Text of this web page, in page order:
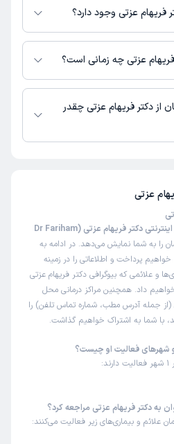
فریهام عزتی وجود دارد؟
ویزیت آنلاین توسط دکتر فریهام عزتی در
دقیق‌تر، لطفاً با مطب تماس بگیرید.
فریهام عزتی چه زمانی است؟
با هماهنگی مطب مشخص می‌شود.
از دکتر فریهام عزتی چقدر
عزتی
این صفحه مثل سایت نوبت‌دهی اینترنتی دکتر فریهام عزتی (Dr Fariham
را به شما نمایش می‌دهد. در ادامه به
خواهیم پرداخت و اطلاعاتی را در زمینه
و علائمی که بیوگرافی دکتر فریهام عزتی
داد. همچنین مراکز درمانی محل
(از جمله آدرس مطب، شماره تماس تلفن) را
با شما به اشتراک خواهیم گذاشت.
شهرهای فعالیت او چیست؟
به دکتر فریهام عزتی مراجعه کرد؟
علائم و بیماری‌های زیر فعالیت می‌کنند: